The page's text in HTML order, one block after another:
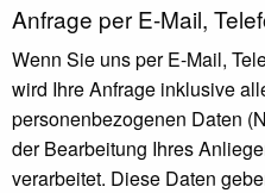
Anfrage per E-Mail,
Wenn Sie uns per E-Mail,
wird Ihre Anfrage inklusive
personenbezogenen Daten
der Bearbeitung Ihres
verarbeitet. Diese Daten